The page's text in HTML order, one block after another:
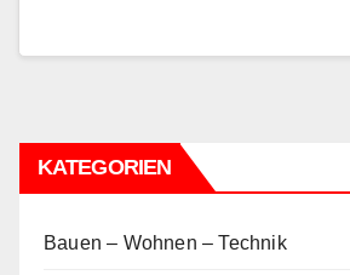
KATEGORIEN
Bauen – Wohnen – Technik